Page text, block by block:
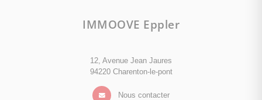
IMMOOVE Eppler
12, Avenue Jean Jaures
94220 Charenton-le-pont
Nous contacter